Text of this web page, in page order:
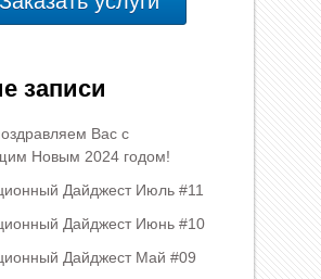
записи
Вас с
Новым 2024 годом!
Дайджест Июль #11
Дайджест Июнь #10
Дайджест Май #09